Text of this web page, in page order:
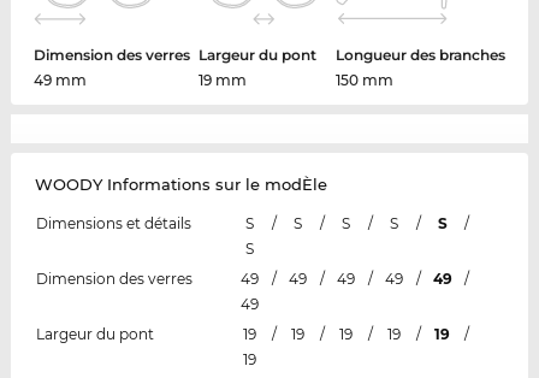
Dimension des verres
49 mm
Largeur du pont
19 mm
Longueur des branches
150 mm
WOODY Informations sur le modÈle
Dimensions et détails S / S / S / S / S
/
S
Dimension des verres
49 / 49 / 49 / 49 / 49
/
49
Largeur du pont
19 / 19 / 19 / 19 / 19
/
19